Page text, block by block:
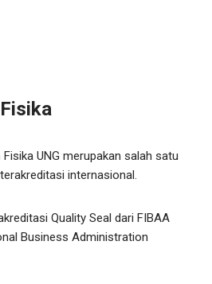
UNG merupakan salah satu
internasional.
Quality Seal dari FIBAA
Business Administration